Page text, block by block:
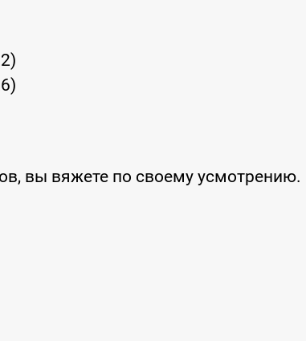
вы вяжете по своему усмотрению.